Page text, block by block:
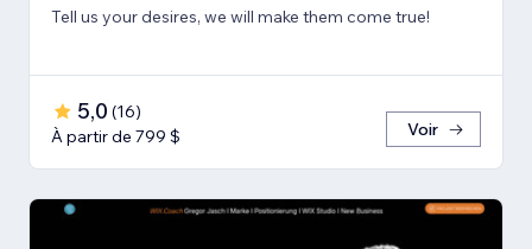
Tell us your desires, we will make them come true!
5,0 (16)
À partir de 799 $
Voir